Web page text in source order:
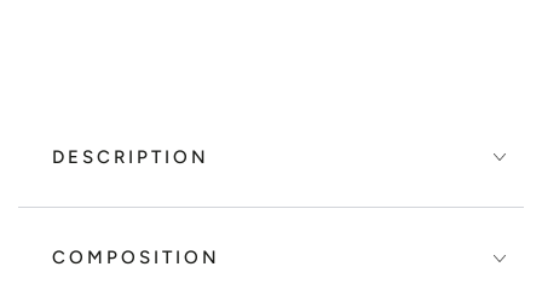
DESCRIPTION
COMPOSITION